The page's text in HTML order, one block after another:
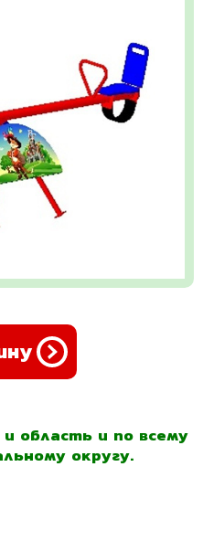
область и по всему
округу.